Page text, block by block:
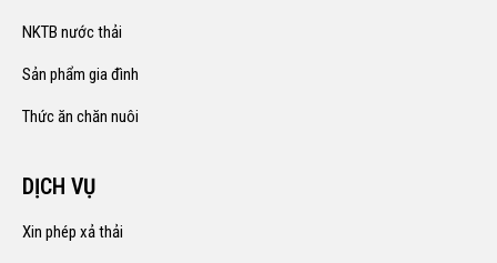
NKTB nước thải
Sản phẩm gia đình
Thức ăn chăn nuôi
DỊCH VỤ
Xin phép xả thải